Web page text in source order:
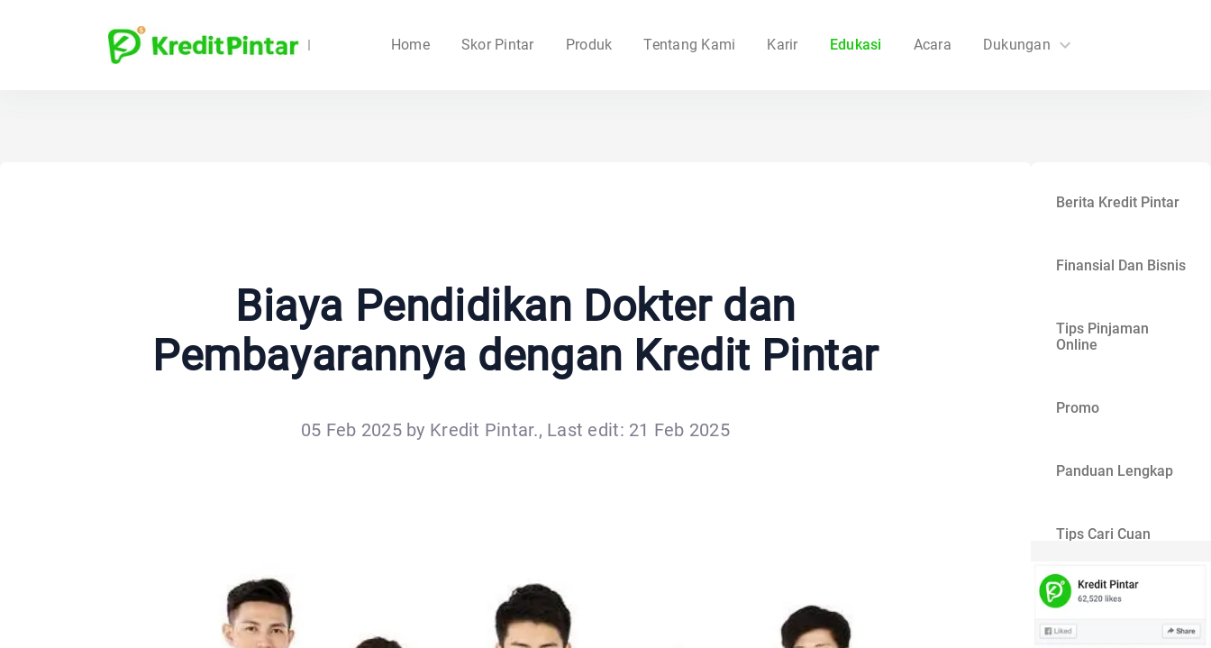
Home Skor Pintar Produk Tentang Kami Karir Edukasi Acara Dukungan
Biaya Pendidikan Dokter dan
Pembayarannya dengan Kredit Pintar
05 Feb 2025 by Kredit Pintar., Last edit: 21 Feb 2025
Berita Kredit Pintar
Finansial Dan Bisnis
Tips Pinjaman
Online
Promo
Panduan Lengkap
Tips Cari Cuan
Gaya Hidup